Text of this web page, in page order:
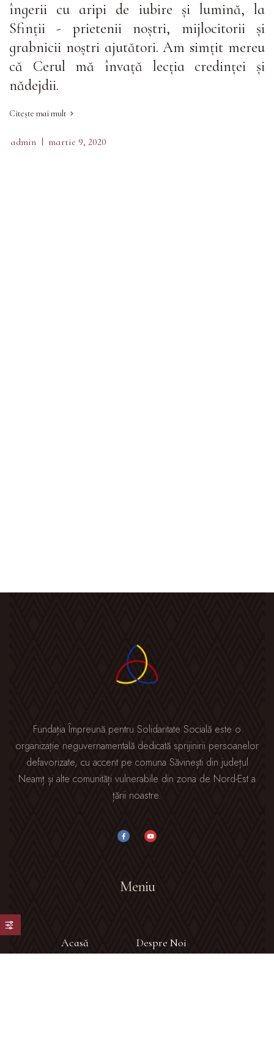
îngerii cu aripi de iubire și lumină, la
Sfinții - prietenii noștri, mijlocitorii și
grabnicii noștri ajutători. Am simțit mereu
că Cerul mă învață lecția credinței și
nădejdii.
Citește mai mult
admin martie 9, 2020
Fundația Împreună pentru Solidaritate Socială este o
organizație neguvernamentală dedicată sprijinirii persoanelor
defavorizate, cu accent pe comuna Săvinești din județul
Neamț și alte comunități vulnerabile din zona de Nord-Est a
țării noastre.
Meniu
Acasă
Despre Noi